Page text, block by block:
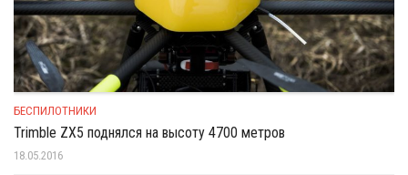
БЕСПИЛОТНИКИ
Trimble ZX5 поднялся на высоту 4700 метров
18.05.2016